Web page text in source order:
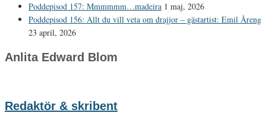
Poddepisod 157: Mmmmmm…madeira 1 maj, 2026
Poddepisod 156: Allt du vill veta om drajjor – gästartist: Emil Åreng
23 april, 2026
Anlita Edward Blom
Redaktör & skribent